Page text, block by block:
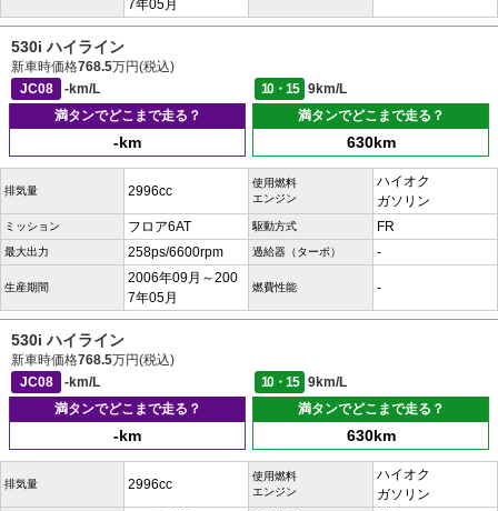
7年05月
530i ハイライン
新車時価格768.5万円(税込)
JC08
-km/L 10・15
9km/L
満タンでどこまで走る？
-km
満タンでどこまで走る？
630km
排気量 2996cc
使用燃料
エンジン
ハイオク
ガソリン
ミッション フロア6AT 駆動方式 FR
最大出力 258ps/6600rpm 過給器（ターボ） -
生産期間
2006年09月～200
7年05月
燃費性能 -
530i ハイライン
新車時価格768.5万円(税込)
JC08
-km/L 10・15
9km/L
満タンでどこまで走る？
-km
満タンでどこまで走る？
630km
排気量 2996cc
使用燃料
エンジン
ハイオク
ガソリン